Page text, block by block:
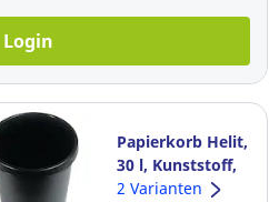
Login
Papierkorb Helit,
30 l, Kunststoff,
schwarz
2 Varianten